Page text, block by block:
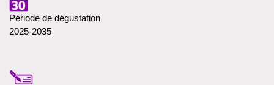
Période de dégustation
2025-2035